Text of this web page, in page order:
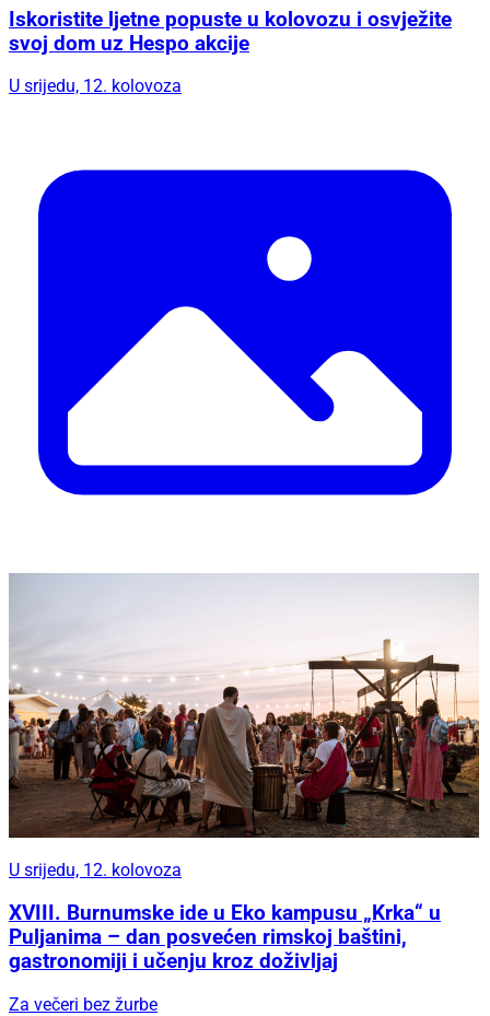
Iskoristite ljetne popuste u kolovozu i osvježite
svoj dom uz Hespo akcije
U srijedu, 12. kolovoza
U srijedu, 12. kolovoza
XVIII. Burnumske ide u Eko kampusu „Krka“ u
Puljanima – dan posvećen rimskoj baštini,
gastronomiji i učenju kroz doživljaj
Za večeri bez žurbe